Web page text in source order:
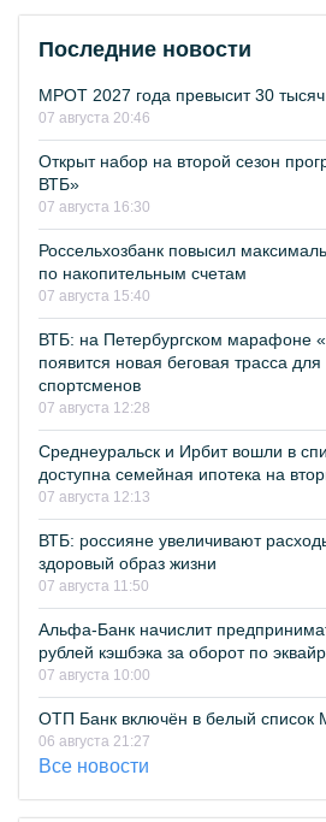
Последние новости
МРОТ 2027 года превысит 30 тысяч
07 августа 20:46
Открыт набор на второй сезон
ВТБ»
07 августа 16:30
Россельхозбанк повысил
по накопительным счетам
07 августа 15:40
ВТБ: на Петербургском марафоне
появится новая беговая трасса
спортсменов
07 августа 12:28
Среднеуральск и Ирбит вошли в
доступна семейная ипотека на
07 августа 12:13
ВТБ: россияне увеличивают
здоровый образ жизни
07 августа 11:50
Альфа-Банк начислит
рублей кэшбэка за оборот по
07 августа 10:00
ОТП Банк включён в белый
06 августа 21:27
Все новости